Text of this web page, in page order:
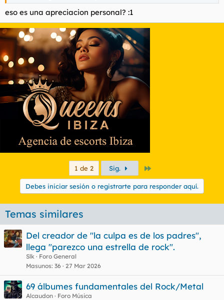
eso es una apreciacion personal? :1
1 de 2 Sig.
Debes iniciar sesión o registrarte para responder aquí.
Temas similares
Del creador de "la culpa es de los padres",
llega "parezco una estrella de rock".
Slk
Foro General
Masunos 36 27 Mar 2026
69 álbumes fundamentales del Rock/Metal
Alcaudon
Foro Música